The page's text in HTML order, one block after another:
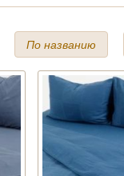
По названию